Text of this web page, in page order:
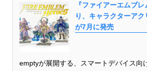
『ファイアーエムブ
り、キャラクターア
が7月に発売
emptyが展開する、スマートデバイス向